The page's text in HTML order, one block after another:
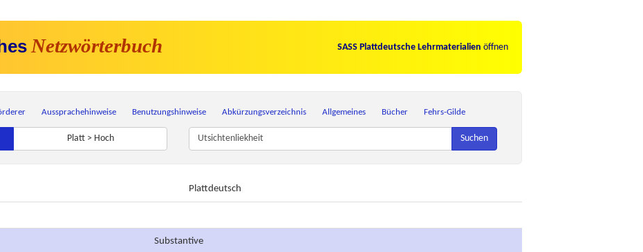
Netzwörterbuch SASS Plattdeutsche Lehrmaterialien öffnen
Aussprachehinweise Benutzungshinweise Abkürzungsverzeichnis Allgemeines Bücher Fehrs-Gilde
Platt > Hoch Suchen
Plattdeutsch
Substantive